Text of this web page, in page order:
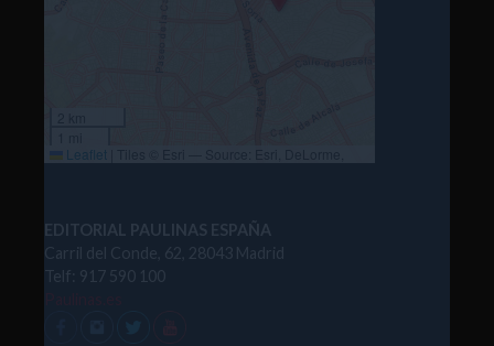
Leaflet
EDITORIAL PAULINAS ESPAÑA
Carril del Conde, 62, 28043 Madrid
Telf: 917 590 100